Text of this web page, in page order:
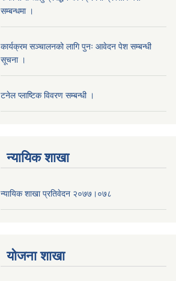
सम्बन्धमा ।
कार्यक्रम सञ्चालनको लागि पुनः आवेदन पेश सम्बन्धी
सूचना ।
टनेल प्लाष्टिक विवरण सम्बन्धी ।
न्यायिक शाखा
न्यायिक शाखा प्रतिवेदन २०७७।०७८
याेजना शाखा